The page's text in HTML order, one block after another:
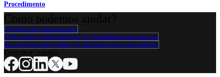
Procedimento
Contacte um representante
Veja eventos, laboratórios e oportunidades educacionais
Inscreva-se para receber: O que há de novo na Arthrex?